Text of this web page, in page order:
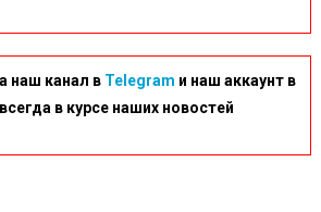
наш канал в Telegram и наш аккаунт в
в курсе наших новостей